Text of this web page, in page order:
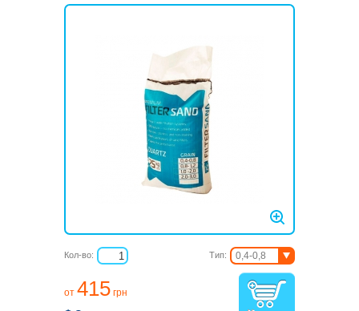
от 415 грн
Кол-во: Тип:
0,4-0,8
мм
0,8-1,2 мм